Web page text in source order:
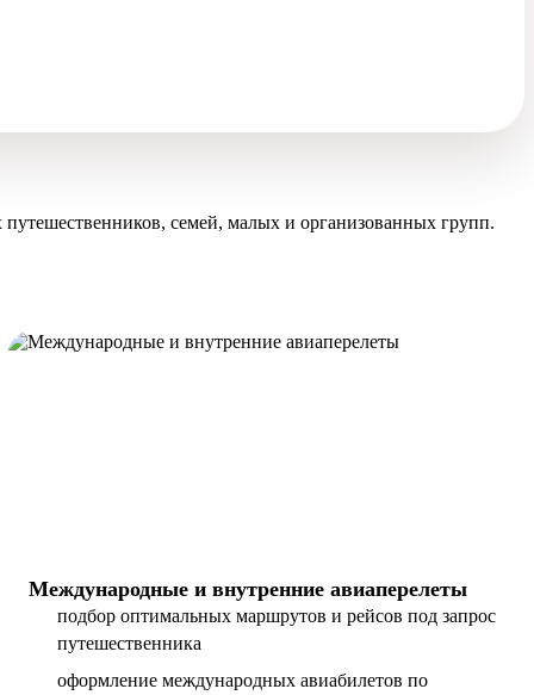
семей, малых и организованных групп.
Международные и внутренние авиаперелеты
подбор оптимальных маршрутов и рейсов под запрос
путешественника
оформление международных авиабилетов по